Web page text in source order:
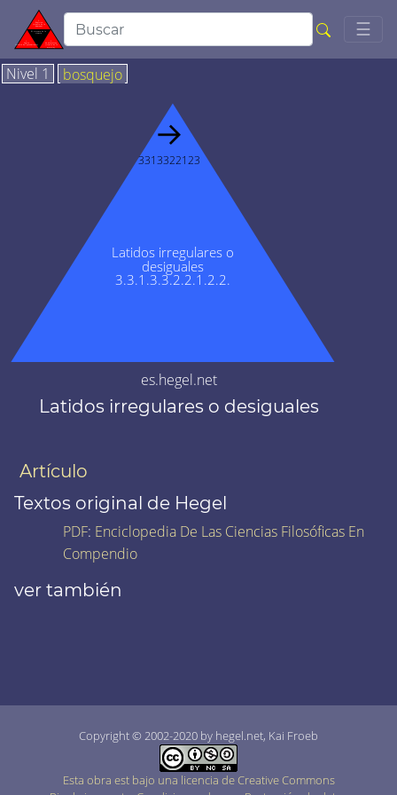
☰
Nivel 1 bosquejo
Latidos irregulares o
desiguales
3.3.1.3.3.2.2.1.2.2.
→
3313322123
es.hegel.net
Latidos irregulares o desiguales
Artículo
Textos original de Hegel
PDF: Enciclopedia De Las Ciencias Filosóficas En
Compendio
ver también
Copyright © 2002-2020 by hegel.net, Kai Froeb
Esta obra est bajo una licencia de Creative Commons